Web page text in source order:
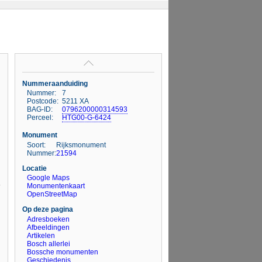
Nummeraanduiding
Nummer:
7
Postcode: 5211 XA
BAG-ID:
0796200000314593
Perceel:
HTG00-G-6424
Monument
Soort:
Rijksmonument
Nummer:21594
Locatie
Google Maps
Monumentenkaart
OpenStreetMap
Op deze pagina
Adresboeken
Afbeeldingen
Artikelen
Bosch allerlei
Bossche monumenten
Geschiedenis